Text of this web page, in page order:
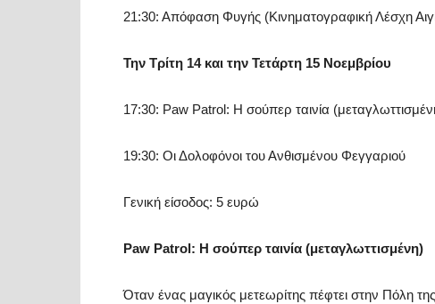
21:30: Απόφαση Φυγής (Κινηματογραφική Λέσχη
Την Τρίτη 14 και την Τετάρτη 15 Νοεμβρίου
17:30: Paw Patrol: Η σούπερ ταινία
19:30: Οι Δολοφόνοι του Ανθισμένου Φεγγαριού
Γενική είσοδος: 5 ευρώ
Paw Patrol: Η σούπερ ταινία (μεταγλωττισμένη)
Όταν ένας μαγικός μετεωρίτης πέφτει στην Πόλη